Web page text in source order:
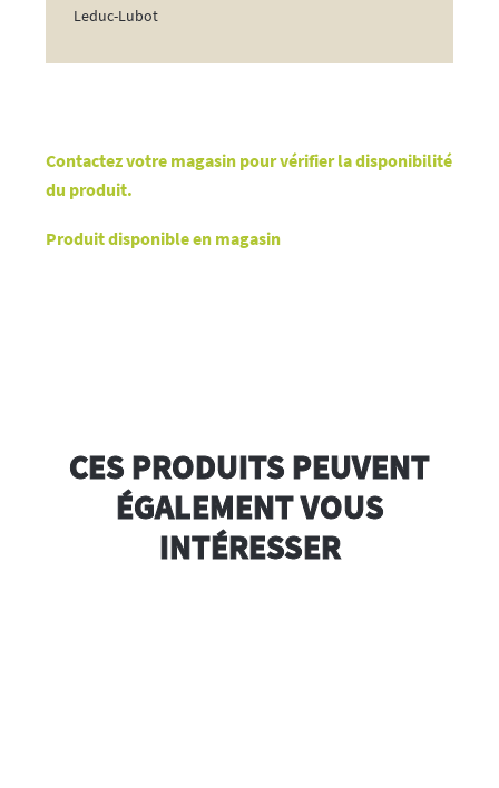
Contactez votre magasin pour vérifier la disponibilité
du produit.
Produit disponible en magasin
Leduc-Lubot
CES PRODUITS PEUVENT
ÉGALEMENT VOUS
INTÉRESSER